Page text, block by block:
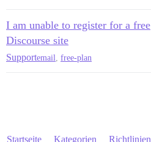
I am unable to register for a free
Discourse site
Supportemail free-plan
Startseite Kategorien Richtlinien